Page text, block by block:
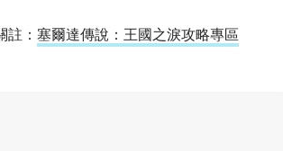
： 塞爾達傳說：王國之淚攻略專區